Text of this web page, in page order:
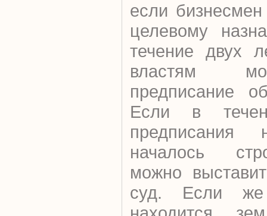
если
целевому
течение двух
властям
предписание
Если в
началось
можно
суд. Если же